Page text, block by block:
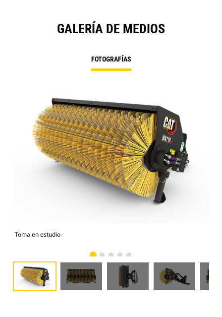
GALERÍA DE MEDIOS
FOTOGRAFÍAS
Toma en estudio